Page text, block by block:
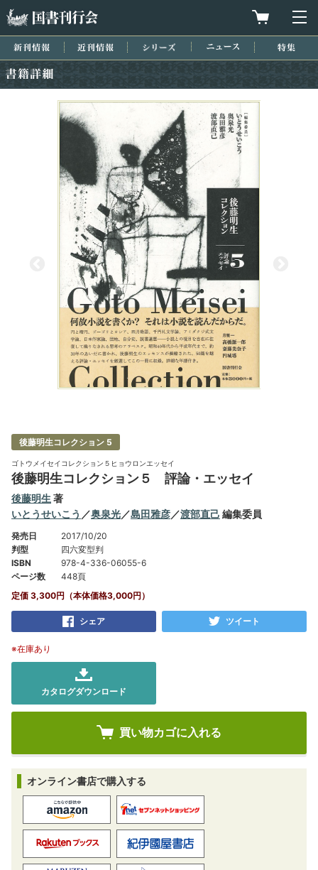
買物カゴを
新刊情報 近刊情報 シリーズ ニュース
後藤明生コレクション 5
ゴトウメイセイコレクション５ヒョウロンエッセイ
後藤明生コレクション５ 評論・エッセイ
後藤明生 著
いとうせいこう ／奥泉光／島田雅彦／渡部直己 編集委員
発売日
2017/10/20
判型
四六変型判
ISBN
978-4-336-06055-6
ページ数
448頁
定価 3,300円（本体価格3,000円）
シェア ツイート
※在庫あり
カタログダウンロード
オンライン書店で購入する